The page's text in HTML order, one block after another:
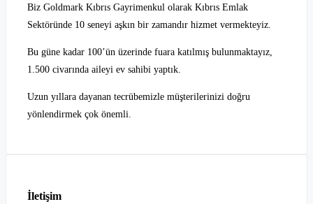
Biz Goldmark Kıbrıs Gayrimenkul olarak Kıbrıs Emlak
Sektöründe 10 seneyi aşkın bir zamandır hizmet vermekteyiz.
Bu güne kadar 100’ün üzerinde fuara katılmış bulunmaktayız,
1.500 civarında aileyi ev sahibi yaptık.
Uzun yıllara dayanan tecrübemizle müşterilerinizi doğru
yönlendirmek çok önemli.
İletişim